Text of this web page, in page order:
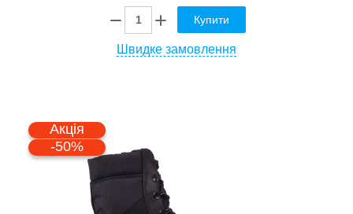
Купити
Швидке замовлення
Акція
-50%